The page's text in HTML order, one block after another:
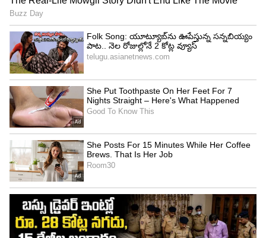
కారం, ధనియాల పొడి, గరం మసాలా వేసుకుని వాటికి
పట్టేదాకా కలుపుతూ ఉండాలి. అవి వేగాక నూనె తేలుతుంటే
అప్పుడు 2 కప్పుల నీళ్లు పోసుకుని ఉడికించుకోవాలి.
అంతే..